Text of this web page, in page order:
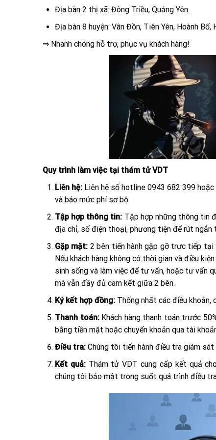
Địa bàn 2 thị xã: Đông Triều, Quảng Yên.
Địa bàn 8 huyện: Vân Đồn, Tiên Yên, Hoành Bố,
⇒ Nhanh chóng hỗ trợ, phục vụ khách hàng!
Quy trình làm việc tại thám tử VDT
Liên hệ: Liên hệ số hotline 0943 682 399
và báo mức phí sơ bộ.
Tập hợp thông tin: Tập hợp những thông tin
địa chỉ, số điện thoại, phương tiện để rút ngắn
Gặp mặt: 2 bên tiến hành gặp gỡ trực tiếp tại
Nếu khách hàng không có thời gian và điều
sinh sống và làm việc để tư vấn, hoặc tư vấn
mà vẫn đầy đủ cam kết giữa 2 bên.
Ký kết hợp đồng: Thống nhất các điều khoản,
Thanh toán: Khách hàng thanh toán trước
bằng tiền mặt hoặc chuyển khoản qua tài
Điều tra: Chúng tôi tiến hành điều tra giám
Kết quả: Thám tử VDT cung cấp kết quả
chúng tôi bảo mật trong suốt quá trình điều